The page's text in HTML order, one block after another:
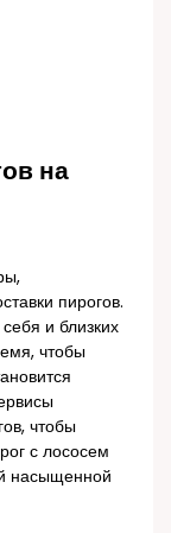
на
пирогов.
и близких
чтобы
чтобы
с лососем
насыщенной